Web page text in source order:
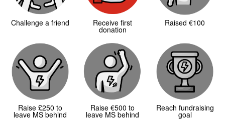
Challenge a friend Receive first
donation
Raised €100
Raise £250 to
leave MS behind
Raise €500 to
leave MS behind
Reach fundraising
goal